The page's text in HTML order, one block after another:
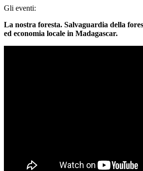
Gli eventi:
La nostra foresta. Salvaguardia della
ed economia locale in Madagascar.